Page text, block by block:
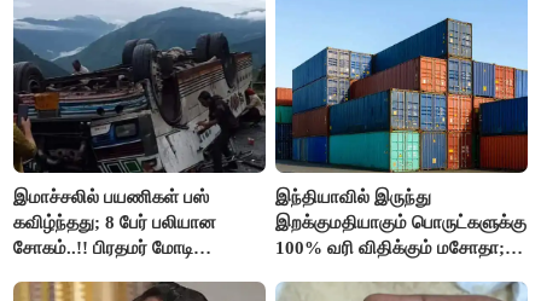
இமாச்சலில் பயணிகள் பஸ்
கவிழ்ந்தது; 8 பேர் பலியான
சோகம்..!! பிரதமர் மோடி
இந்தியாவில் இருந்து
இறக்குமதியாகும் பொருட்களுக்கு
100% வரி விதிக்கும் மசோதா;